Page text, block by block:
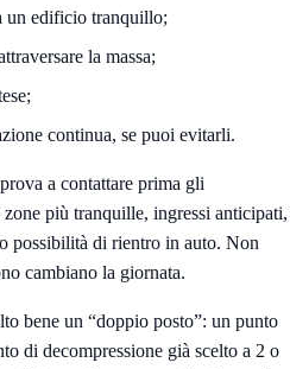
un edificio tranquillo;
la massa;
continua, se puoi evitarli.
a contattare prima gli
più tranquille, ingressi anticipati,
possibilità di rientro in auto. Non
cambiano la giornata.
bene un “doppio posto”: un punto
di decompressione già scelto a 2 o